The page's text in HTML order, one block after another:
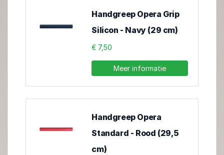
Handgreep Opera Grip
Silicon - Navy (29 cm)
€ 7,50
Meer informatie
Handgreep Opera
Standard - Rood (29,5
cm)